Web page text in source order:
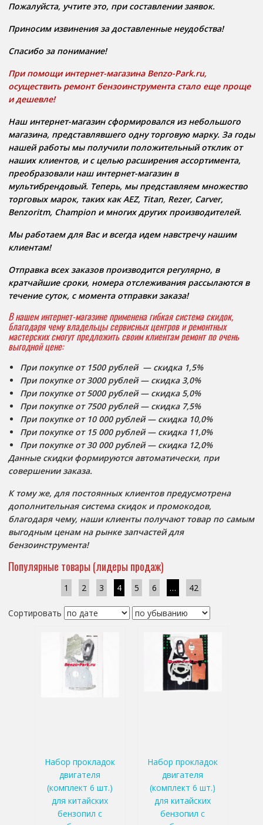
Пожалуйста, учтите это, при составлении заявок.
Приносим извинения за доставленные неудобства!
Спасибо за понимание!
При помощи интернет-магазина Benzo-Park.ru,
осуществить ремонт бензоинструмента стало еще проще
и дешевле!
Наш интернет-магазин сформировался из небольшого
магазина, представлявшего одну торговую марку. За годы
нашей работы мы получили положительный отклик от
наших клиентов, и с целью расширения ассортимента,
преобразовали наш интернет-магазин в
мультибрендовый. Теперь, мы представляем множество
торговых марок, таких как AEZ, Titan, Rezer, Carver,
Benzoritm, Champion и многих других производителей.
Мы работаем для Вас и всегда идем навстречу нашим
клиентам!
Отправка всех заказов производится регулярно, в
кратчайшие сроки, номера отслеживания рассылаются в
течение суток, с момента отправки заказа!
В нашем интернет-магазине применена гибкая система скидок,
благодаря чему владельцы сервисных центров и ремонтных
мастерских смогут предложить своим клиентам ремонт по очень
выгодной цене:
При покупке от 1500 рублей — скидка 1,5%
При покупке от 3000 рублей — скидка 3,0%
При покупке от 5000 рублей — скидка 5,0%
При покупке от 7500 рублей — скидка 7,5%
При покупке от 10 000 рублей — скидка 10,0%
При покупке от 15 000 рублей — скидка 11,0%
При покупке от 30 000 рублей — скидка 12,0%
Данные скидки формируются автоматически, при
совершении заказа.
К тому же, для постоянных клиентов предусмотрена
дополнительная система скидок и промокодов,
благодаря чему, наши клиенты получают товар по самым
выгодным ценам на рынке запчастей для
бензоинструмента!
Популярные товары (лидеры продаж)
1 2 3 4 5 6 … 42
Сортировать
Набор прокладок
двигателя
(комплект 6 шт.)
для китайских
бензопил с
Набор прокладок
двигателя
(комплект 6 шт.)
для китайских
бензопил с